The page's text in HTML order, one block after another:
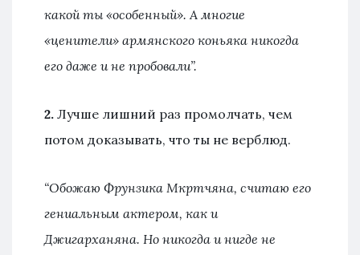
какой ты «особенный». А многие
«ценители» армянского коньяка никогда
его даже и не пробовали”.
2. Лучше лишний раз промолчать, чем
потом доказывать, что ты не верблюд.
“Обожаю Фрунзика Мкртчяна, считаю его
гениальным актером, как и
Джигарханяна. Но никогда и нигде не